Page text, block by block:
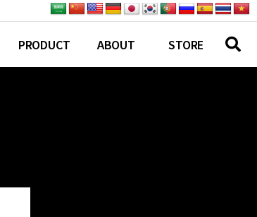
PRODUCT ABOUT STORE